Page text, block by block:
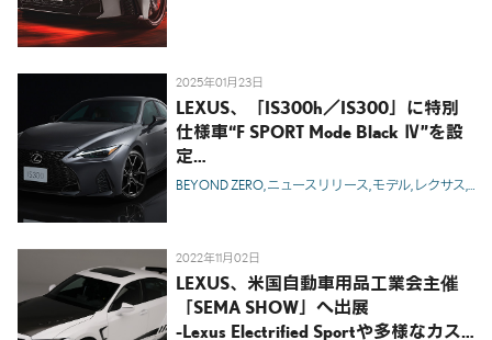
2025年01月23日
LEXUS、「IS300h／IS300」に特別
仕様車“F SPORT Mode Black Ⅳ”を設
定
-同時に、IS500／IS300h／IS300を
BEYOND ZERO ニュースリリース モデル レクサス IS
2022年11月02日
LEXUS、米国自動車用品工業会主催
「SEMA SHOW」へ出展
-Lexus Electrified Sportや多様なカス